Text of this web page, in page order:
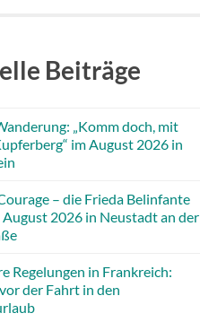
Beiträge
„Komm doch, mit
im August 2026 in
– die Frieda Belinfante
August 2026 in Neustadt an der
Regelungen in Frankreich:
der Fahrt in den